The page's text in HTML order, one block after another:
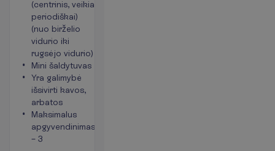
(centrinis, veikia
periodiškai)
(nuo birželio
vidurio iki
rugsėjo vidurio)
Mini šaldytuvas
Yra galimybė
išsivirti kavos,
arbatos
Maksimalus
apgyvendinimas
– 3